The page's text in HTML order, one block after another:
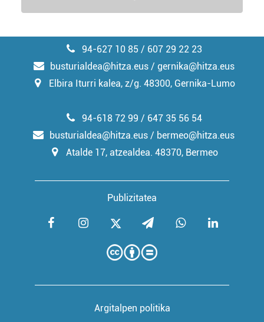
94-627 10 85 / 607 29 22 23
busturialdea@hitza.eus / gernika@hitza.eus
Elbira Iturri kalea, z/g. 48300, Gernika-Lumo
Publizitatea
94-618 72 99 / 647 35 56 54
busturialdea@hitza.eus / bermeo@hitza.eus
Atalde 17, atzealdea. 48370, Bermeo
Argitalpen politika